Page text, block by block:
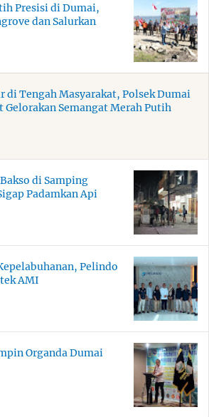
Presisi di Dumai,
dan Salurkan
di Tengah Masyarakat, Polsek Dumai
Gelorakan Semangat Merah Putih
di Samping
Padamkan Api
Pelindo
AMI
Organda Dumai